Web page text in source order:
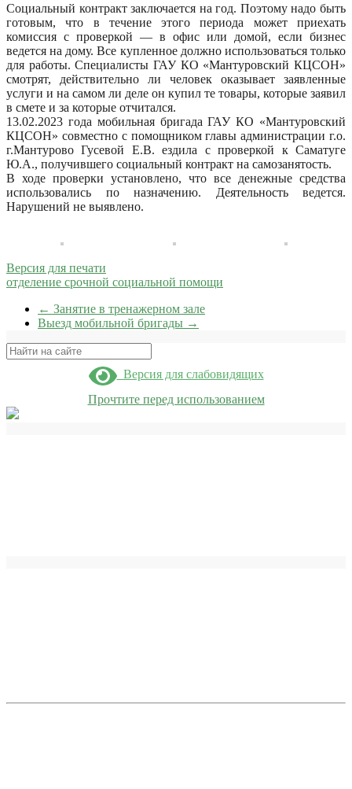
Социальный контракт заключается на год. Поэтому надо быть
готовым, что в течение этого периода может приехать
комиссия с проверкой — в офис или домой, если бизнес
ведется на дому. Все купленное должно использоваться только
для работы. Специалисты ГАУ КО «Мантуровский КЦСОН»
смотрят, действительно ли человек оказывает заявленные
услуги и на самом ли деле он купил те товары, которые заявил
в смете и за которые отчитался.
13.02.2023 года мобильная бригада ГАУ КО «Мантуровский
КЦСОН» совместно с помощником главы администрации г.о.
г.Мантурово Гусевой Е.В. ездила с проверкой к Саматуге
Ю.А., получившего социальный контракт на самозанятость.
В ходе проверки установлено, что все денежные средства
использовались по назначению. Деятельность ведется.
Нарушений не выявлено.
Версия для печати
отделение срочной социальной помощи
← Занятие в тренажерном зале
Выезд мобильной бригады →
Поиск
Версия для слабовидящих
Прочтите перед использованием